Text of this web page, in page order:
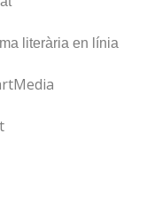
literària en línia